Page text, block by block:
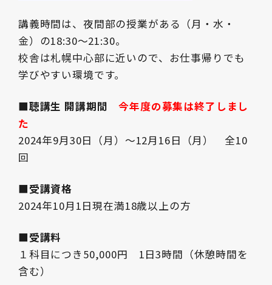
講義時間は、夜間部の授業がある（月・水・
金）の18:30～21:30。
校舎は札幌中心部に近いので、お仕事帰りでも
学びやすい環境です。
■聴講生 開講期間今年度の募集は終了しまし
た
2024年9月30日（月）～12月16日（月） 全10
回
■受講資格
2024年10月1日現在満18歳以上の方
■受講料
１科目につき50,000円 1日3時間（休憩時間を
含む）